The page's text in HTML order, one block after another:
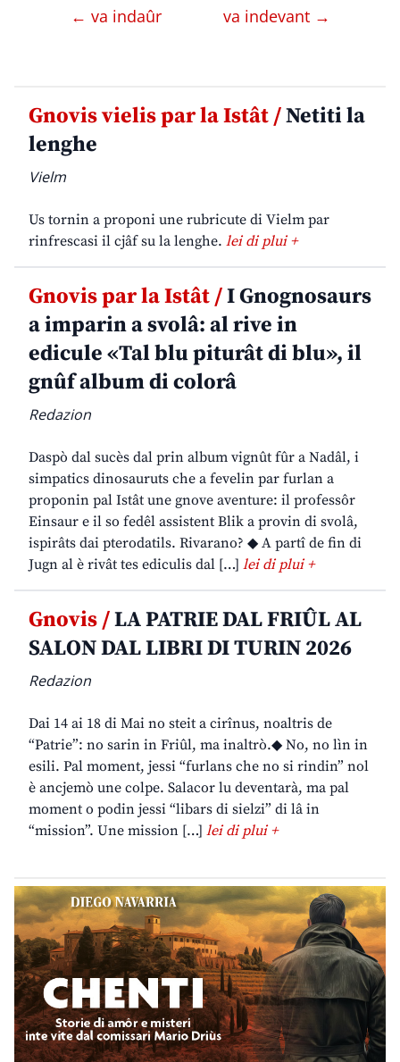
← va indaûr va indevant →
Gnovis vielis par la Istât /Netiti la
lenghe
Vielm
Us tornin a proponi une rubricute di Vielm par
rinfrescasi il cjâf su la lenghe. lei di plui +
Gnovis par la Istât /I Gnognosaurs
a imparin a svolâ: al rive in
edicule «Tal blu piturât di blu», il
gnûf album di colorâ
Redazion
Daspò dal sucès dal prin album vignût fûr a Nadâl, i
simpatics dinosauruts che a fevelin par furlan a
proponin pal Istât une gnove aventure: il professôr
Einsaur e il so fedêl assistent Blik a provin di svolâ,
ispirâts dai pterodatils. Rivarano? ◆ A partî de fin di
Jugn al è rivât tes ediculis dal […] lei di plui +
Gnovis /LA PATRIE DAL FRIÛL AL
SALON DAL LIBRI DI TURIN 2026
Redazion
Dai 14 ai 18 di Mai no steit a cirînus, noaltris de
“Patrie”: no sarin in Friûl, ma inaltrò.◆ No, no lìn in
esili. Pal moment, jessi “furlans che no si rindin” nol
è ancjemò une colpe. Salacor lu deventarà, ma pal
moment o podin jessi “libars di sielzi” di lâ in
“mission”. Une mission […] lei di plui +